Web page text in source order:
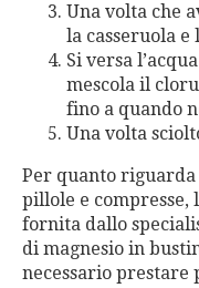
Una volta che
la casseruola
Si versa
mescola il
fino a quando
Una volta
Per quanto riguarda
pillole e compresse,
fornita dallo
di magnesio in
necessario